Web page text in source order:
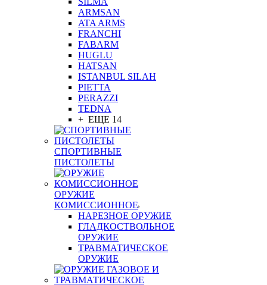
ARMSAN
ATA ARMS
FRANCHI
FABARM
HUGLU
HATSAN
ISTANBUL SILAH
PIETTA
PERAZZI
TEDNA
+ ЕЩЕ 14
СПОРТИВНЫЕ
ПИСТОЛЕТЫ
ОРУЖИЕ
КОМИССИОННОЕ
НАРЕЗНОЕ ОРУЖИЕ
ГЛАДКОСТВОЛЬНОЕ
ОРУЖИЕ
ТРАВМАТИЧЕСКОЕ
ОРУЖИЕ